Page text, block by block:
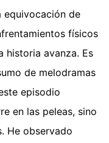
equivocación de
físicos
historia avanza. Es
de melodramas
episodio
en las peleas, sino
He observado